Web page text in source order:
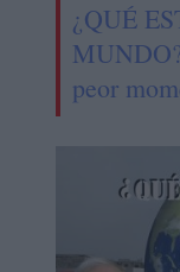
¿QUÉ
peor